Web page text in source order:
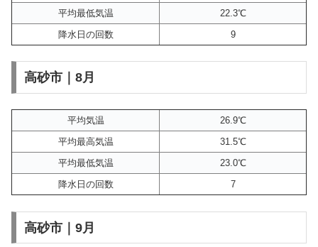
平均最低気温
22.3℃
降水日の回数
9
高砂市｜8月
平均気温
26.9℃
平均最高気温
31.5℃
平均最低気温
23.0℃
降水日の回数
7
高砂市｜9月